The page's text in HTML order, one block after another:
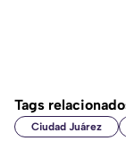
Tags
Ciudad Juárez